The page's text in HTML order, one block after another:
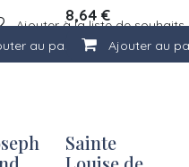
Ajouter à la liste de souhaits
au panier Ajouter
8,64 €
Ajouter au
Sainte